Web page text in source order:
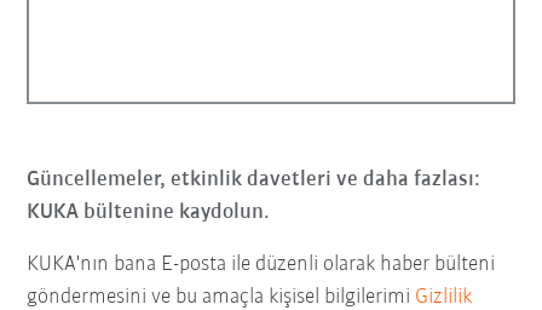
Güncellemeler, etkinlik davetleri ve daha fazlası:
KUKA bültenine kaydolun.
KUKA'nın bana E-posta ile düzenli olarak haber bülteni
göndermesini ve bu amaçla kişisel bilgilerimi Gizlilik